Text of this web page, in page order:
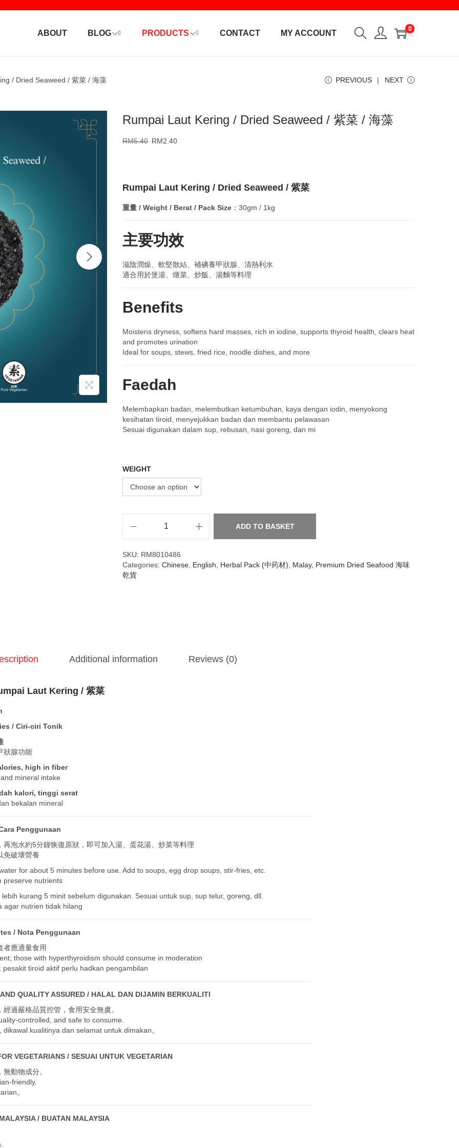
ABOUT BLOG PRODUCTS CONTACT MY ACCOUNT 0
/ Dried Seaweed / 紫菜 / 海藻 PREVIOUS NEXT
Rumpai Laut Kering / Dried Seaweed / 紫菜 / 海藻
RM5.40 RM2.40
Rumpai Laut Kering / Dried Seaweed / 紫菜
重量 / Weight / Berat / Pack Size ：30gm / 1kg
主要功效
滋陰潤燥、軟堅散結、補碘養甲狀腺、清熱利水
適合用於煲湯、燉菜、炒飯、湯麵等料理
Benefits
Moistens dryness, softens hard masses, rich in iodine, supports thyroid health, clears heat
and promotes urination
Ideal for soups, stews, fried rice, noodle dishes, and more
Faedah
Melembapkan badan, melembutkan ketumbuhan, kaya dengan iodin, menyokong
kesihatan tiroid, menyejukkan badan dan membantu pelawasan
Sesuai digunakan dalam sup, rebusan, nasi goreng, dan mi
WEIGHT
ADD TO BASKET
SKU: RM8010486
Categories: Chinese English Herbal Pack (中药材) Malay, Premium Dried Seafood 海味
乾貨
Additional information Reviews (0)
Laut Kering / 紫菜
/ Ciri-ciri Tonik
狀腺功能
high in fiber
mineral intake
kalori, tinggi serat
bekalan mineral
Penggunaan
再泡水約5分鐘恢復原狀，即可加入湯、蛋花湯、炒菜等料理
免破壞營養
for about 5 minutes before use. Add to soups, egg drop soups, stir-fries, etc.
preserve nutrients
kurang 5 minit sebelum digunakan. Sesuai untuk sup, sup telur, goreng, dll.
agar nutrien tidak hilang
/ Nota Penggunaan
者應適量食用
those with hyperthyroidism should consume in moderation
tiroid aktif perlu hadkan pengambilan
QUALITY ASSURED / HALAL DAN DIJAMIN BERKUALITI
過嚴格品質控管，食用安全無虞。
controlled, and safe to consume.
kualitinya dan selamat untuk dimakan。
VEGETARIANS / SESUAI UNTUK VEGETARIAN
動物成分。
friendly.
。
/ BUATAN MALAYSIA